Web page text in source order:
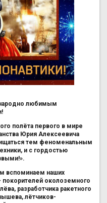
любимым
полёта первого в мире
Юрия Алексеевича
тем феноменальным
и с гордостью
вспоминаем наших
покорителей околоземного
разработчика ракетного
лётчиков-